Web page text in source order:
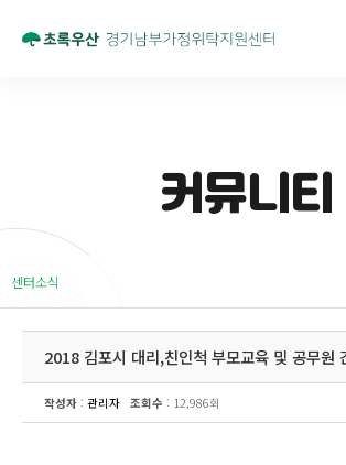
커뮤니티
센터소식
2018 김포시 대리,친인척 부모교육 및 공무원
작성자 : 관리자 조회수 : 12,986회